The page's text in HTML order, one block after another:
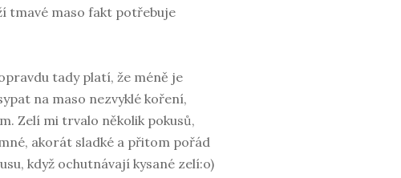
tmavé maso fakt potřebuje
tady platí, že méně je
na maso nezvyklé koření,
Zelí mi trvalo několik pokusů,
akorát sladké a přitom pořád
když ochutnávají kysané zelí:o)